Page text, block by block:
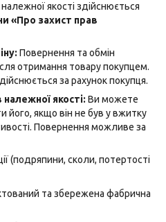
якості здійснюється
«Про захист прав
Повернення та обмін
отримання товару покупцем.
за рахунок покупця.
якості: Ви можете
його, якщо він не був у вжитку
Повернення можливе за
(подряпини, сколи, потертості
та збережена фабрична